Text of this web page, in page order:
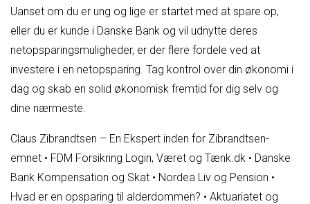
Uanset om du er ung og lige er startet med at spare op,
eller du er kunde i Danske Bank og vil udnytte deres
netopsparingsmuligheder, er der flere fordele ved at
investere i en netopsparing. Tag kontrol over din økonomi i
dag og skab en solid økonomisk fremtid for dig selv og
dine nærmeste.
Claus Zibrandtsen – En Ekspert inden for Zibrandtsen-
emnet • FDM Forsikring Login, Været og Tænk.dk • Danske
Bank Kompensation og Skat • Nordea Liv og Pension •
Hvad er en opsparing til alderdommen? • Aktuariatet og